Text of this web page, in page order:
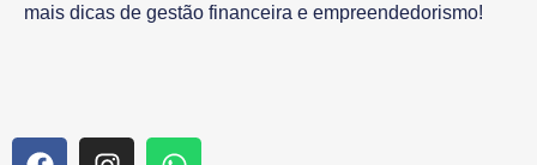
mais dicas de gestão financeira e empreendedorismo!